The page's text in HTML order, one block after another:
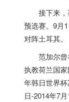
接下来，
预选赛。9月
对阵土耳其。
范加尔曾
执教荷兰国
年韩日世界
日-2014年7